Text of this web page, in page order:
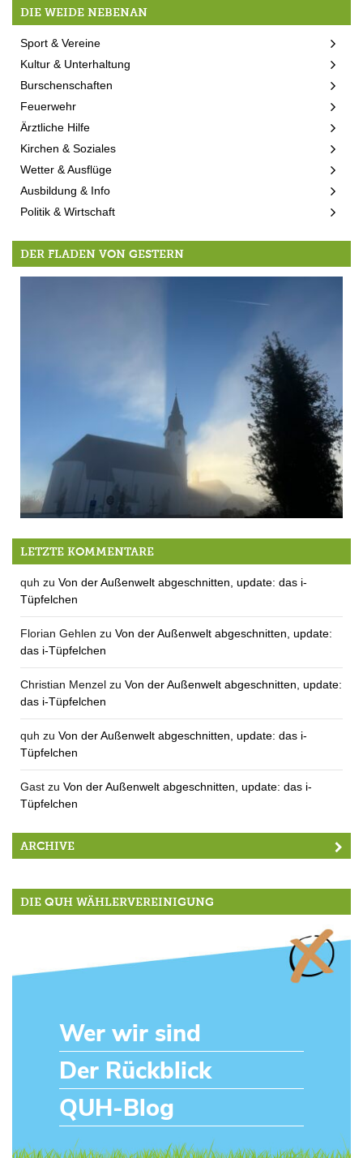
DIE WEIDE NEBENAN
Sport & Vereine
Kultur & Unterhaltung
Burschenschaften
Feuerwehr
Ärztliche Hilfe
Kirchen & Soziales
Wetter & Ausflüge
Ausbildung & Info
Politik & Wirtschaft
DER FLADEN VON GESTERN
Kirchenchor sucht Verstärkung
LETZTE KOMMENTARE
quh zu Von der Außenwelt abgeschnitten, update: das i-
Tüpfelchen
Florian Gehlen zu Von der Außenwelt abgeschnitten, update:
das i-Tüpfelchen
Christian Menzel zu Von der Außenwelt abgeschnitten, update:
das i-Tüpfelchen
quh zu Von der Außenwelt abgeschnitten, update: das i-
Tüpfelchen
Gast zu Von der Außenwelt abgeschnitten, update: das i-
Tüpfelchen
ARCHIVE
DIE QUH WÄHLERVEREINIGUNG
Wer wir sind
Der Rückblick
QUH-Blog